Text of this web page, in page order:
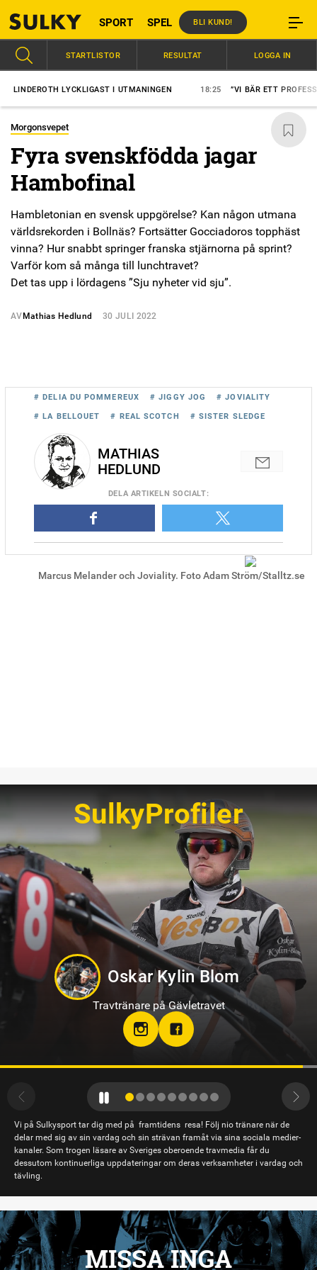
SPORT SPEL BLI KUND!
LYCKLIGAST I UTMANINGEN ”VI BÄR ETT
STARTLISTOR RESULTAT LOGGA IN
Morgonsvepet
Fyra svenskfödda jagar
Hambofinal
Hambletonian en svensk uppgörelse? Kan någon utmana
världsrekorden i Bollnäs? Fortsätter Gocciadoros topphäst
vinna? Hur snabbt springer franska stjärnorna på sprint?
Varför kom så många till lunchtravet?
Det tas upp i lördagens ”Sju nyheter vid sju”.
AV Mathias Hedlund 30 JULI 2022
Marcus Melander och Joviality. Foto Adam Ström/Stalltz.se
# DELIA DU POMMEREUX # JIGGY JOG # JOVIALITY
# LA BELLOUET # REAL SCOTCH # SISTER SLEDGE
MATHIAS
HEDLUND
DELA ARTIKELN SOCIALT:
SulkyProfiler
Sandra Eriksson
Travtränare på Bodentravet
stallsandraeriksson
Vi på Sulkysport tar dig med på framtidens resa! Följ nio tränare när de
delar med sig av sin vardag och sin strävan framåt via sina sociala medier-
kanaler. Som trogen läsare av Sveriges oberoende travmedia får du
dessutom kontinuerliga uppdateringar om deras verksamheter i vardag och
tävling.
MISSA INGA